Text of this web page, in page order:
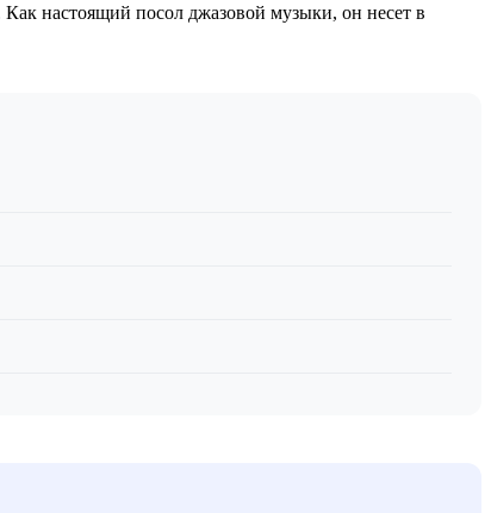
настоящий посол джазовой музыки, он несет в